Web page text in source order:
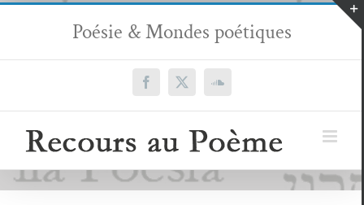
Passer
contenu
Poésie & Mondes poétiques
Facebook
X SoundCloud